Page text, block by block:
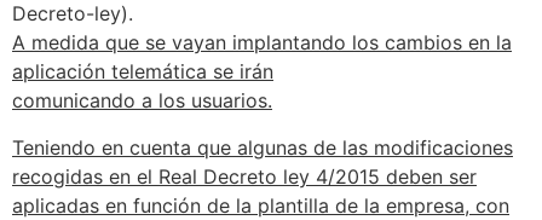
Decreto-ley).
A medida que se vayan implantando los cambios en la
aplicación telemática se irán
comunicando a los usuarios.
Teniendo en cuenta que algunas de las modificaciones
recogidas en el Real Decreto ley 4/2015 deben ser
aplicadas en función de la plantilla de la empresa, con